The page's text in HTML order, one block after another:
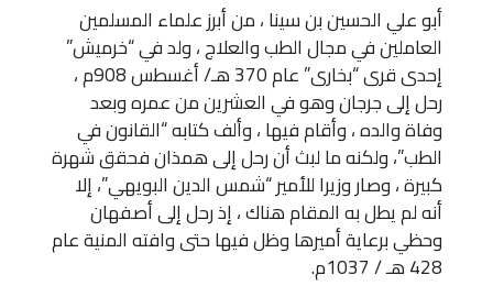
أبو علي الحسين بن سينا ، من أبرز علماء المسلمين
العاملين في مجال الطب والعلاج ، ولد في “خرميش”
إحدى قرى “بخارى” عام 370 هـ/ أغسطس 908م ،
رحل إلى جرجان وهو في العشرين من عمره وبعد
وفاة والده ، وأقام فيها ، وألف كتابه “القانون في
الطب”، ولكنه ما لبث أن رحل إلى همذان فحقق شهرة
كبيرة ، وصار وزيرا للأمير “شمس الدين البويهي”، إلا
أنه لم يطل به المقام هناك ، إذ رحل إلى أصفهان
وحظي برعاية أميرها وظل فيها حتى وافته المنية عام
428 هـ / 1037م.